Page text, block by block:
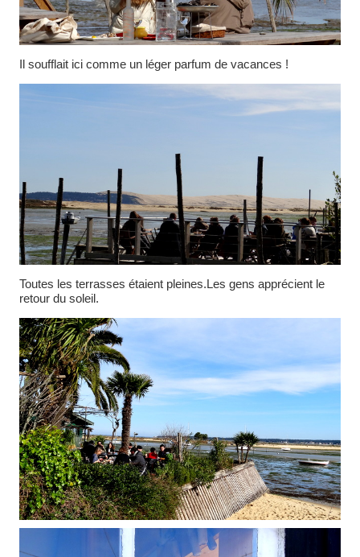
Il soufflait ici comme un léger parfum de vacances !
Toutes les terrasses étaient pleines.Les gens apprécient le
retour du soleil.